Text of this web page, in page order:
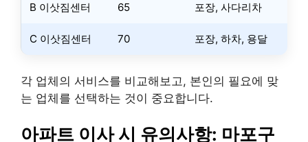
B 이삿짐센터 65 포장, 사다리차
C 이삿짐센터 70 포장, 하차, 용달
각 업체의 서비스를 비교해보고, 본인의 필요에 맞
는 업체를 선택하는 것이 중요합니다.
아파트 이사 시 유의사항: 마포구